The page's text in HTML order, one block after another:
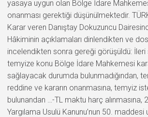
yasaya uygun olan Bölge İdare
onanması gerektiği düşünülmektedir.
Karar veren Danıştay Dokuzuncu
Hâkiminin açıklamaları dinlendikten ve
incelendikten sonra gereği görüşüldü: İleri
temyize konu Bölge İdare Mahkemesi
sağlayacak durumda bulunmadığından,
reddine ve kararın onanmasına, temyiz
bulunandan …-TL maktu harç alınmasına,
Yargılama Usulü Kanunu’nun 50. maddesi